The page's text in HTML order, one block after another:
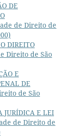
DE
de Direito de
DIREITO
Direito de São
E
DE
de São
JURÍDICA E LEI
de Direito de